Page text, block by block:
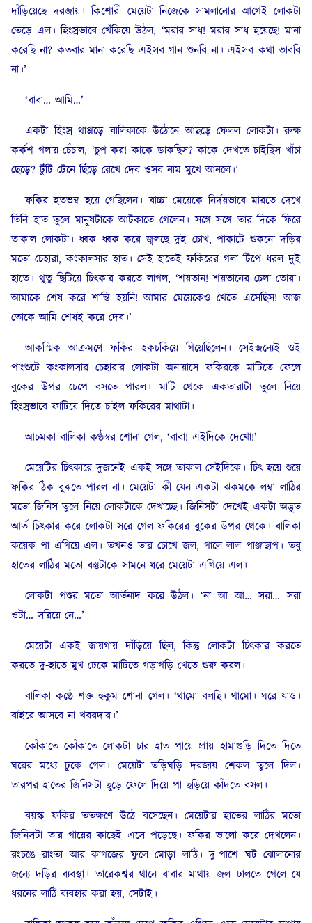
দাঁড়িয়েছে দরজায়। কিশোরী মেয়েটা নিজেকে সামলানোর আগেই লোকটা
তেড়ে এল। হিংস্রভাবে খেঁকিয়ে উঠল, ‘মরার সাধ! মরার সাধ হয়েছে! মানা
করেছি না? কতবার মানা করেছি এইসব গান শুনবি না। এইসব কথা ভাববি
না।’
‘বাবা… আমি…’
একটা হিংস্র থাপ্পড়ে বালিকাকে উঠোনে আছড়ে ফেলল লোকটা। রুক্ষ
কর্কশ গলায় চেঁচাল, ‘চুপ কর! কাকে ডাকছিস? কাকে দেখতে চাইছিস খাঁচা
ছেড়ে? টুঁটি টেনে ছিঁড়ে রেখে দেব ওসব নাম মুখে আনলে।’
ফকির হতভম্ব হয়ে গেছিলেন। বাচ্চা মেয়েকে নির্দয়ভাবে মারতে দেখে
তিনি হাত তুলে মানুষটাকে আটকাতে গেলেন। সঙ্গে সঙ্গে তার দিকে ফিরে
তাকাল লোকটা। ধ্বক ধ্বক করে জ্বলছে দুই চোখ, পাকাটে শুকনো দড়ির
মতো চেহারা, কংকালসার হাত। সেই হাতেই ফকিরের গলা টিপে ধরল দুই
হাতে। থুতু ছিটিয়ে চিৎকার করতে লাগল, ‘শয়তান! শয়তানের চেলা তোরা।
আমাকে শেষ করে শান্তি হয়নি! আমার মেয়েকেও খেতে এসেছিস! আজ
তোকে আমি শেষই করে দেব।’
আকস্মিক আক্রমণে ফকির হকচকিয়ে গিয়েছিলেন। সেইজন্যেই ওই
পাংশুটে কংকালসার চেহারার লোকটা অনায়াসে ফকিরকে মাটিতে ফেলে
বুকের উপর চেপে বসতে পারল। মাটি থেকে একতারাটা তুলে নিয়ে
হিংস্রভাবে ফাটিয়ে দিতে চাইল ফকিরের মাথাটা।
আচমকা বালিকা কণ্ঠস্বর শোনা গেল, ‘বাবা! এইদিকে দেখো!’
মেয়েটির চিৎকারে দুজনেই একই সঙ্গে তাকাল সেইদিকে। চিৎ হয়ে শুয়ে
ফকির ঠিক বুঝতে পারল না। মেয়েটা কী যেন একটা ঝকমকে লম্বা লাঠির
মতো জিনিস তুলে নিয়ে লোকটাকে দেখাচ্ছে। জিনিসটা দেখেই একটা অদ্ভুত
আর্ত চিৎকার করে লোকটা সরে গেল ফকিরের বুকের উপর থেকে। বালিকা
কয়েক পা এগিয়ে এল। তখনও তার চোখে জল, গালে লাল পাঞ্জাছাপ। তবু
হাতের লাঠির মতো বস্তুটাকে সামনে ধরে মেয়েটা এগিয়ে এল।
লোকটা পশুর মতো আর্তনাদ করে উঠল। ‘না আ আ… সরা… সরা
ওটা… সরিয়ে নে…’
মেয়েটা একই জায়গায় দাঁড়িয়ে ছিল, কিন্তু লোকটা চিৎকার করতে
করতে দু-হাতে মুখ ঢেকে মাটিতে গড়াগড়ি খেতে শুরু করল।
বালিকা কণ্ঠে শক্ত হুকুম শোনা গেল। ‘থামো বলছি। থামো। ঘরে যাও।
বাইরে আসবে না খবরদার।’
কোঁকাতে কোঁকাতে লোকটা চার হাত পায়ে প্রায় হামাগুড়ি দিতে দিতে
ঘরের মধ্যে ঢুকে গেল। মেয়েটা তড়িঘড়ি দরজায় শেকল তুলে দিল।
তারপর হাতের জিনিসটা ছুড়ে ফেলে দিয়ে পা ছড়িয়ে কাঁদতে বসল।
বয়স্ক ফকির ততক্ষণে উঠে বসেছেন। মেয়েটার হাতের লাঠির মতো
জিনিসটা তার গায়ের কাছেই এসে পড়েছে। ফকির ভালো করে দেখলেন।
রংচঙে রাংতা আর কাগজের ফুলে মোড়া লাঠি। দু-পাশে ঘট ঝোলানোর
জন্যে দড়ির ব্যবস্থা। তারেকশ্বর থানে বাবার মাথায় জল ঢালতে গেলে যে
ধরনের লাঠি ব্যবহার করা হয়, সেটাই।